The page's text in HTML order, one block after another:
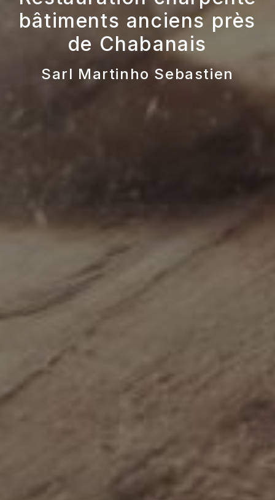
bâtiments anciens près
de Chabanais
Sarl Martinho Sebastien